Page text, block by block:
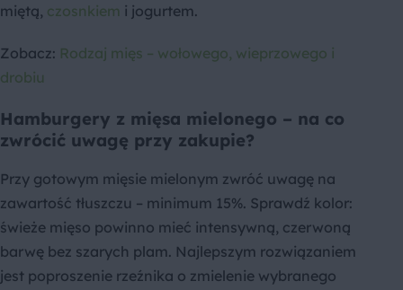
miętą, czosnkiem i jogurtem.
Zobacz: Rodzaj mięs ­– wołowego, wieprzowego i
drobiu
Hamburgery z mięsa mielonego – na co
zwrócić uwagę przy zakupie?
Przy gotowym mięsie mielonym zwróć uwagę na
zawartość tłuszczu – minimum 15%. Sprawdź kolor:
świeże mięso powinno mieć intensywną, czerwoną
barwę bez szarych plam. Najlepszym rozwiązaniem
jest poproszenie rzeźnika o zmielenie wybranego